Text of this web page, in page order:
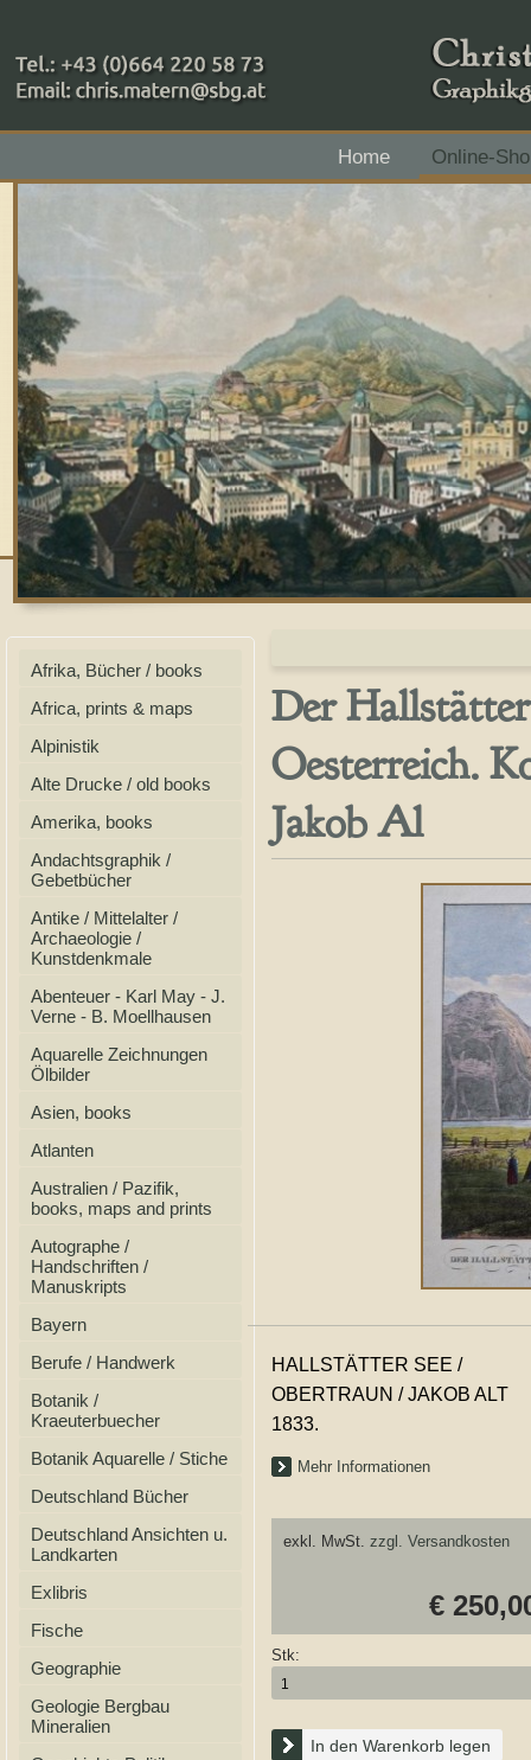
+43 (0)664 220 58 73
Home
Online-
Zahlungsmethoden: RAIBA - Flachgau Mitte - IBAN
Afrika, Bücher / books
Africa, prints & maps
Alpinistik
Alte Drucke / old books
Amerika, books
Andachtsgraphik /
Gebetbücher
Antike / Mittelalter /
Archaeologie /
Kunstdenkmale
Abenteuer - Karl May - J.
Verne - B. Moellhausen
Aquarelle Zeichnungen
Ölbilder
Asien, books
Atlanten
Australien / Pazifik,
books, maps and prints
Autographe /
Handschriften /
Manuskripts
Bayern
Berufe / Handwerk
Botanik /
Kraeuterbuecher
Botanik Aquarelle / Stiche
Deutschland Bücher
Deutschland Ansichten u.
Landkarten
Exlibris
Fische
Geographie
Geologie Bergbau
Mineralien
Der
Oesterreich.
Jakob Al
HALLSTÄTTER SEE /
OBERTRAUN / JAKOB ALT
1833.
Mehr Informationen
exkl. MwSt. zzgl. Versandkosten
€
Stk:
In den Warenkorb legen